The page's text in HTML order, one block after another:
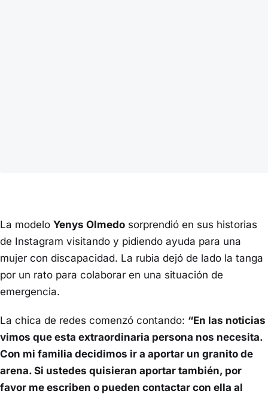
La modelo Yenys Olmedo sorprendió en sus historias
de Instagram visitando y pidiendo ayuda para una
mujer con discapacidad. La rubia dejó de lado la tanga
por un rato para colaborar en una situación de
emergencia.
La chica de redes comenzó contando: “En las noticias
vimos que esta extraordinaria persona nos necesita.
Con mi familia decidimos ir a aportar un granito de
arena. Si ustedes quisieran aportar también, por
favor me escriben o pueden contactar con ella al